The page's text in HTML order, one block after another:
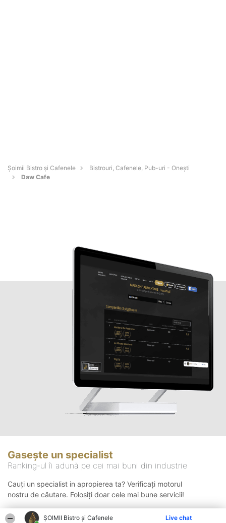
ȘOIMII Bistro și Cafenele Live chat
Șoimii Bistro și Cafenele
Bistrouri, Cafenele, Pub-uri - Oneşti
Daw Cafe
Gasește un specialist
Ranking-ul îi adună pe cei mai buni din industrie
Cauți un specialist in apropierea ta? Verificați motorul
nostru de căutare. Folosiți doar cele mai bune servicii!